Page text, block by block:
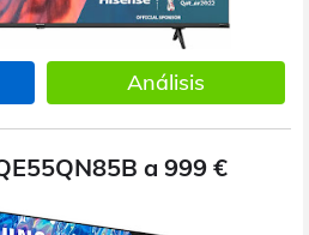
Análisis
a 999 €